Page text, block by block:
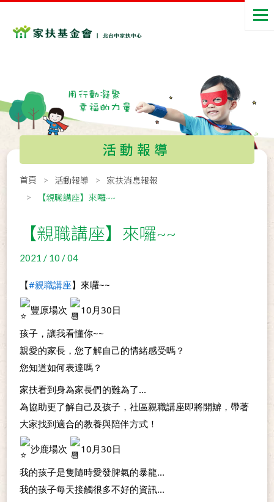
活動報導
首頁 活動報導
家扶消息報報
【親職講座】來囉~~
【親職講座】來囉~~
2021 / 10 / 04
【#親職講座】來囉~~
豐原場次
10月30日
孩子，讓我看懂你~~
親愛的家長，您了解自己的情緒感受嗎？
您知道如何表達嗎？
家扶看到身為家長們的難為了...
為協助更了解自己及孩子，社區親職講座即將開辧，帶著
大家找到適合的教養與陪伴方式！
沙鹿場次
10月30日
我的孩子是隻隨時愛發脾氣的暴龍...
我的孩子每天接觸很多不好的資訊...